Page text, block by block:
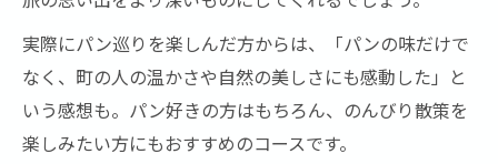
実際にパン巡りを楽しんだ方からは、「パンの味だけで
なく、町の人の温かさや自然の美しさにも感動した」と
いう感想も。パン好きの方はもちろん、のんびり散策を
楽しみたい方にもおすすめのコースです。